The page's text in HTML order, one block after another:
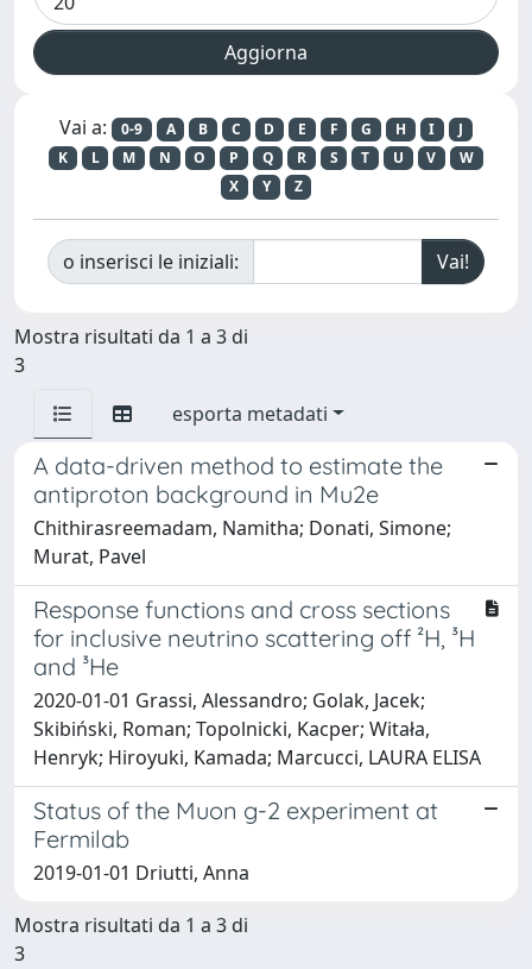
Vai a: 0-9 A B C D E F G H I
J
K
L M N O P Q R S T U V
W
X
Y Z
o inserisci le iniziali:
Mostra risultati da 1 a 3 di
3
esporta metadati
A data-driven method to estimate the
antiproton background in Mu2e
Chithirasreemadam, Namitha; Donati, Simone;
Murat, Pavel
Response functions and cross sections
for inclusive neutrino scattering off ²H, ³H
and ³He
2020-01-01 Grassi, Alessandro; Golak, Jacek;
Skibiński, Roman; Topolnicki, Kacper; Witała,
Henryk; Hiroyuki, Kamada; Marcucci, LAURA ELISA
Status of the Muon g-2 experiment at
Fermilab
2019-01-01 Driutti, Anna
Mostra risultati da 1 a 3 di
3